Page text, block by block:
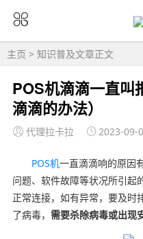
主页 > 知识普及文章正文
POS机滴滴一直叫
滴滴的办法）
代理拉卡拉 2023-09-
POS机一直滴滴响的原因
问题、软件故障等状况所引起
正常连接，如有异常，要及时
了病毒， 需要杀除病毒或出现